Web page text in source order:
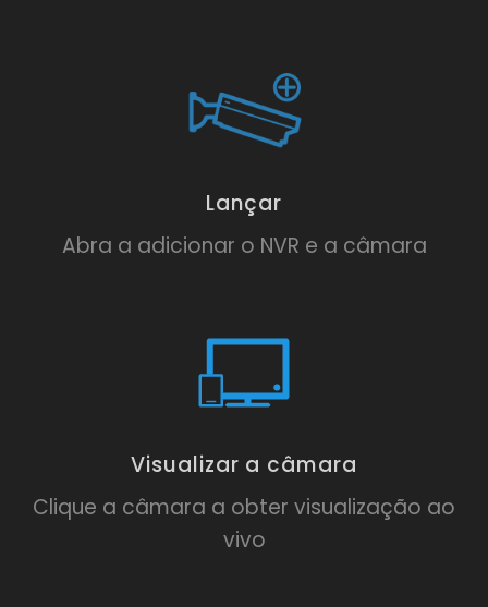
Lançar
Abra a adicionar o NVR e a câmara
Visualizar a câmara
Clique a câmara a obter visualização ao
vivo